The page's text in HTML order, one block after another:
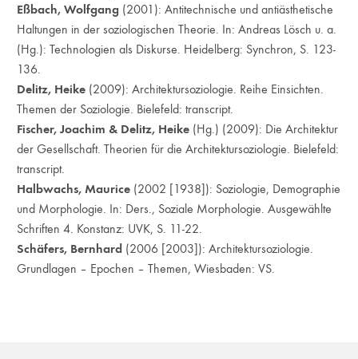
Eßbach, Wolfgang (2001): Antitechnische und antiästhetische
Haltungen in der soziologischen Theorie. In: Andreas Lösch u. a.
(Hg.): Technologien als Diskurse. Heidelberg: Synchron, S. 123-
136.
Delitz, Heike (2009): Architektursoziologie. Reihe Einsichten.
Themen der Soziologie. Bielefeld: transcript.
Fischer, Joachim & Delitz, Heike (Hg.) (2009): Die Architektur
der Gesellschaft. Theorien für die Architektursoziologie. Bielefeld:
transcript.
Halbwachs, Maurice (2002 [1938]): Soziologie, Demographie
und Morphologie. In: Ders., Soziale Morphologie. Ausgewählte
Schriften 4. Konstanz: UVK, S. 11-22.
Schäfers, Bernhard (2006 [2003]): Architektursoziologie.
Grundlagen – Epochen – Themen, Wiesbaden: VS.